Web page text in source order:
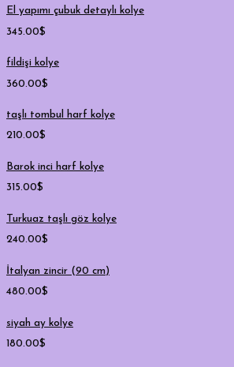
El yapımı çubuk detaylı kolye
345.00$
fildişi kolye
360.00$
taşlı tombul harf kolye
210.00$
Barok inci harf kolye
315.00$
Turkuaz taşlı göz kolye
240.00$
İtalyan zincir (90 cm)
480.00$
siyah ay kolye
180.00$